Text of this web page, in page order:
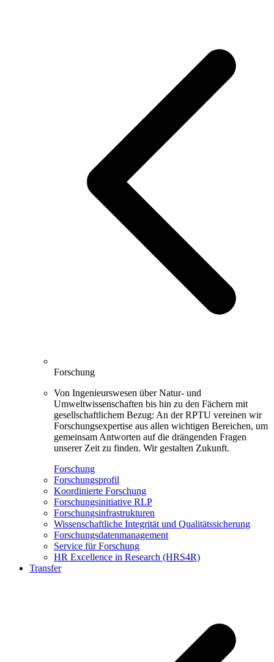
Forschung
Von Ingenieurswesen über Natur- und
Umweltwissenschaften bis hin zu den Fächern mit
gesellschaftlichem Bezug: An der RPTU vereinen wir
Forschungsexpertise aus allen wichtigen Bereichen, um
gemeinsam Antworten auf die drängenden Fragen
unserer Zeit zu finden. Wir gestalten Zukunft.
Forschung
Forschungsprofil
Koordinierte Forschung
Forschungsinitiative RLP
Forschungsinfrastrukturen
Wissenschaftliche Integrität und Qualitätssicherung
Forschungsdatenmanagement
Service für Forschung
HR Excellence in Research (HRS4R)
Transfer